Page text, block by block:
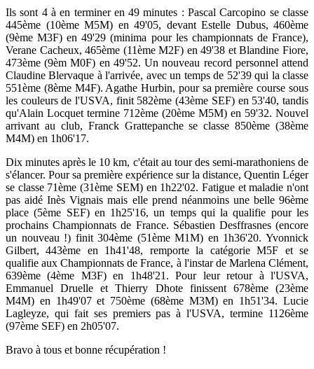
Ils sont 4 à en terminer en 49 minutes : Pascal Carcopino se classe
445ème (10ème M5M) en 49'05, devant Estelle Dubus, 460ème
(9ème M3F) en 49'29 (minima pour les championnats de France),
Verane Cacheux, 465ème (11ème M2F) en 49'38 et Blandine Fiore,
473ème (9èm M0F) en 49'52. Un nouveau record personnel attend
Claudine Blervaque à l'arrivée, avec un temps de 52'39 qui la classe
551ème (8ème M4F). Agathe Hurbin, pour sa première course sous
les couleurs de l'USVA, finit 582ème (43ème SEF) en 53'40, tandis
qu'Alain Locquet termine 712ème (20ème M5M) en 59'32. Nouvel
arrivant au club, Franck Grattepanche se classe 850ème (38ème
M4M) en 1h06'17.
Dix minutes après le 10 km, c'était au tour des semi-marathoniens de
s'élancer. Pour sa première expérience sur la distance, Quentin Léger
se classe 71ème (31ème SEM) en 1h22'02. Fatigue et maladie n'ont
pas aidé Inès Vignais mais elle prend néanmoins une belle 96ème
place (5ème SEF) en 1h25'16, un temps qui la qualifie pour les
prochains Championnats de France. Sébastien Desffrasnes (encore
un nouveau !) finit 304ème (51ème M1M) en 1h36'20. Yvonnick
Gilbert, 443ème en 1h41'48, remporte la catégorie M5F et se
qualifie aux Championnats de France, à l'instar de Marlena Clément,
639ème (4ème M3F) en 1h48'21. Pour leur retour à l'USVA,
Emmanuel Druelle et Thierry Dhote finissent 678ème (23ème
M4M) en 1h49'07 et 750ème (68ème M3M) en 1h51'34. Lucie
Lagleyze, qui fait ses premiers pas à l'USVA, termine 1126ème
(97ème SEF) en 2h05'07.
Bravo à tous et bonne récupération !